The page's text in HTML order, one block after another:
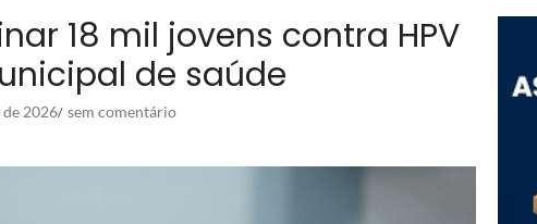
18 mil jovens contra HPV
de saúde
2026/ sem comentário